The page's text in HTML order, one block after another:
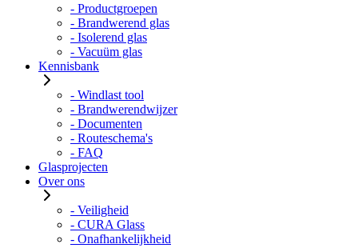
- Productgroepen
- Brandwerend glas
- Isolerend glas
- Vacuüm glas
Kennisbank
- Windlast tool
- Brandwerendwijzer
- Documenten
- Routeschema's
- FAQ
Glasprojecten
Over ons
- Veiligheid
- CURA Glass
- Onafhankelijkheid